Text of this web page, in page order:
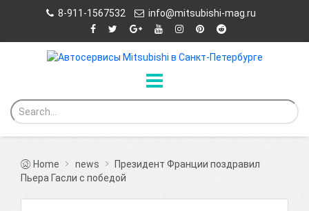
8-911-1567532 info@mitsubishi-mag.ru
Home news
Президент Франции поздравил
Пьера Гасли с победой